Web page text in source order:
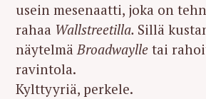
usein mesenaatti, joka on
rahaa Wallstreetilla. Sillä
näytelmäBroadwaylle tai
ravintola.
Kylttyyriä, perkele.